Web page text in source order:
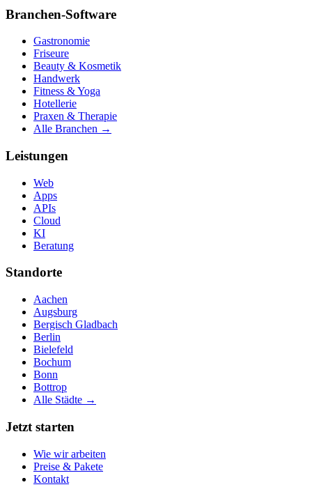
Branchen-Software
Gastronomie
Friseure
Beauty & Kosmetik
Handwerk
Fitness & Yoga
Hotellerie
Praxen & Therapie
Alle Branchen →
Leistungen
Web
Apps
APIs
Cloud
KI
Beratung
Standorte
Aachen
Augsburg
Bergisch Gladbach
Berlin
Bielefeld
Bochum
Bonn
Bottrop
Alle Städte →
Jetzt starten
Wie wir arbeiten
Preise & Pakete
Kontakt